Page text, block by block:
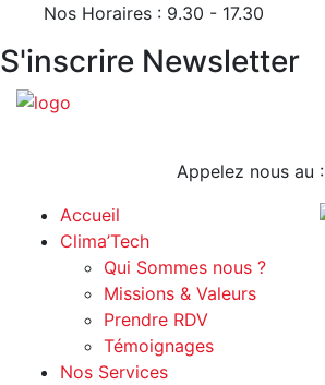
Nos Horaires : 9.30 - 17.30
S'inscrire Newsletter
Appelez nous au :
Accueil
Clima’Tech
Qui Sommes nous ?
Missions & Valeurs
Prendre RDV
Témoignages
Nos Services